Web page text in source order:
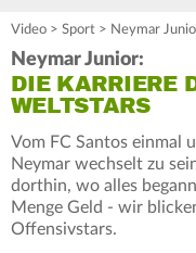
Video > Sport > Neymar
Neymar Junior:
DIE KARRIERE
WELTSTARS
Vom FC Santos einmal
Neymar wechselt zu
dorthin, wo alles
Menge Geld - wir
Offensivstars.